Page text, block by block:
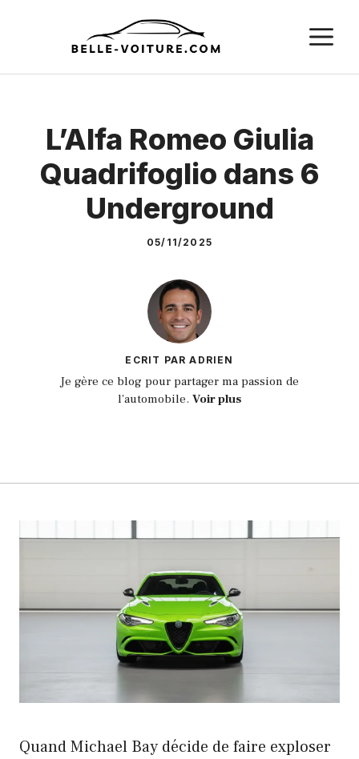
L’Alfa Romeo Giulia
Quadrifoglio dans 6
Underground
05/11/2025
ECRIT PAR ADRIEN
Je gère ce blog pour partager ma passion de
l'automobile. Voir plus
Quand Michael Bay décide de faire exploser